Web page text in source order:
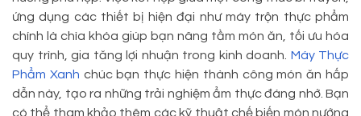
ứng dụng các thiết bị hiện đại như máy trộn thực phẩm
chính là chìa khóa giúp bạn nâng tầm món ăn, tối ưu hóa
quy trình, gia tăng lợi nhuận trong kinh doanh. Máy Thực
Phẩm Xanh chúc bạn thực hiện thành công món ăn hấp
dẫn này, tạo ra những trải nghiệm ẩm thực đáng nhớ. Bạn
có thể tham khảo thêm các kỹ thuật chế biến món nướng